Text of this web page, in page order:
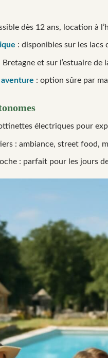
dès 12 ans, location à
: disponibles sur les lacs
Bretagne et sur l’estuaire de
: option sûre par
électriques pour
: ambiance, street food,
: parfait pour les jours